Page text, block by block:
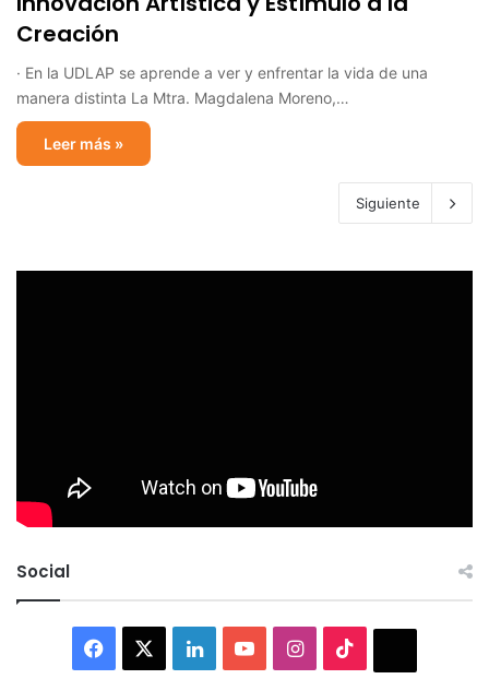
Creación
· En la UDLAP se aprende a ver y enfrentar la vida de una
manera distinta La Mtra. Magdalena Moreno,…
Leer más »
Siguiente
Social
Facebook LinkedInYouTubeInstagram